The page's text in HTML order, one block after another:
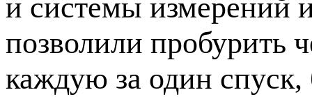
и системы измерений
позволили пробурить
каждую за один спуск,